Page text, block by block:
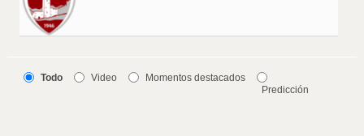
Todo Video
Momentos destacados
Predicción